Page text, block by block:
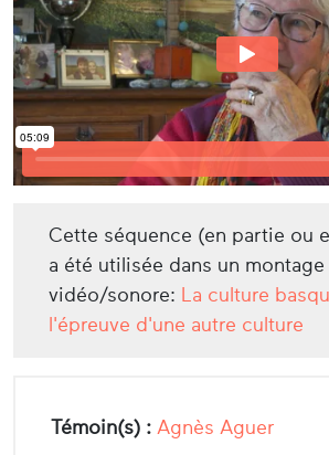
Cette séquence (en partie ou
a été utilisée dans un montage
vidéo/sonore: La culture
l'épreuve d'une autre culture
Témoin(s) : Agnès Aguer